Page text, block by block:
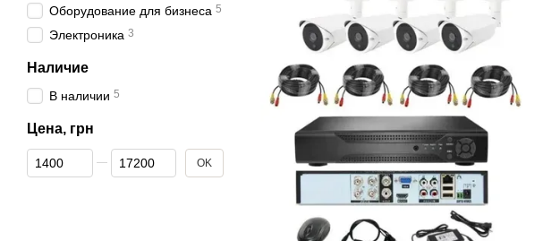
Оборудование для бизнеса 5
Электроника 3
Наличие
В наличии 5
Цена, грн
От Цена, грн
До Цена, грн OK